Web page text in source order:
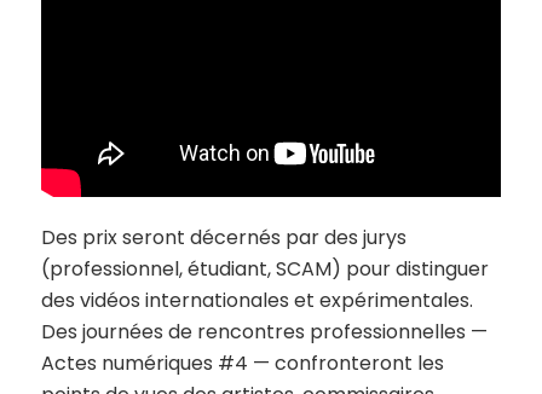
Des prix seront décernés par des jurys
(professionnel, étudiant, SCAM) pour distinguer
des vidéos internationales et expérimentales.
Des journées de rencontres professionnelles —
Actes numériques #4 — confronteront les